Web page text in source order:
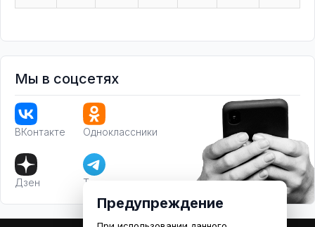
Мы в соцсетях
ВКонтакте Одноклассники
Дзен Телеграм
Предупреждение